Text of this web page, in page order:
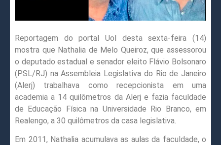
Reportagem do portal Uol desta sexta-feira (14)
mostra que Nathalia de Melo Queiroz, que assessorou
o deputado estadual e senador eleito Flávio Bolsonaro
(PSL/RJ) na Assembleia Legislativa do Rio de Janeiro
(Alerj) trabalhava como recepcionista em uma
academia a 14 quilômetros da Alerj e fazia faculdade
de Educação Física na Universidade Rio Branco, em
Realengo, a 30 quilômetros da casa legislativa.
Em 2011, Nathalia acumulava as aulas da faculdade, o